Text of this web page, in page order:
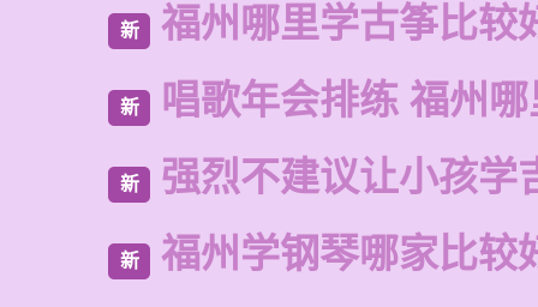
新 福州哪里学古筝比较
新 唱歌年会排练 福州
新 强烈不建议让小孩学
新 福州学钢琴哪家比较